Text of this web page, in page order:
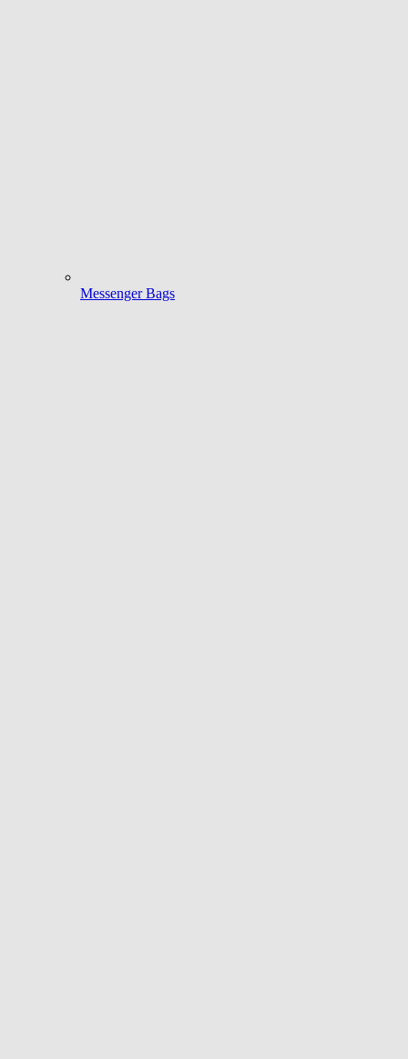
Messenger Bags